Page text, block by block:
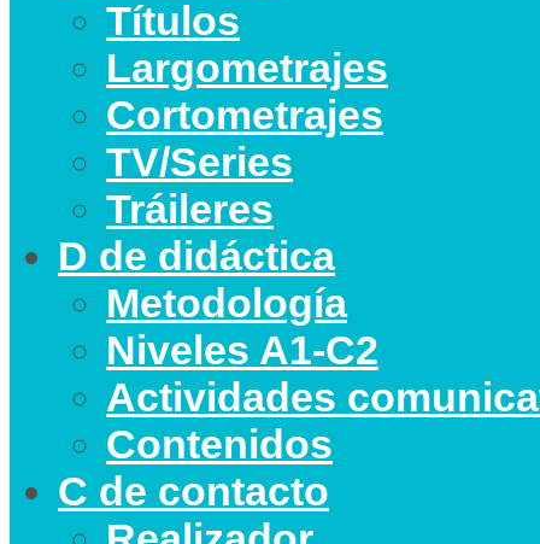
Títulos
Largometrajes
Cortometrajes
TV/Series
Tráileres
D de didáctica
Metodología
Niveles A1-C2
Actividades
Contenidos
C de contacto